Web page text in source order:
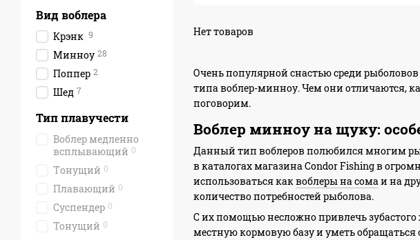
Очень популярной снастью среди
типа воблер-минноу. Чем они отличаются,
поговорим.
Воблер минноу на щуку:
Данный тип воблеров полюбился многим
в каталогах магазина Condor Fishing в
использоваться каквоблеры на сомаи на
количество потребностей рыболова.
С их помощью несложно привлечь
местную кормовую базу и уметь обращаться
Нет товаров
Вид воблера
Крэнк 9
Минноу 28
Поппер 2
Шед 7
Тип плавучести
Воблер медленно
всплывающий 0
Tонущий 0
Плавающий 0
Суспендер 0
Тонущий 0